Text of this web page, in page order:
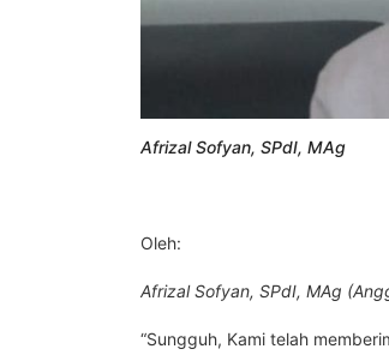
Afrizal Sofyan, SPdI, MAg
Oleh:
Afrizal Sofyan, SPdI, MAg
“Sungguh, Kami telah